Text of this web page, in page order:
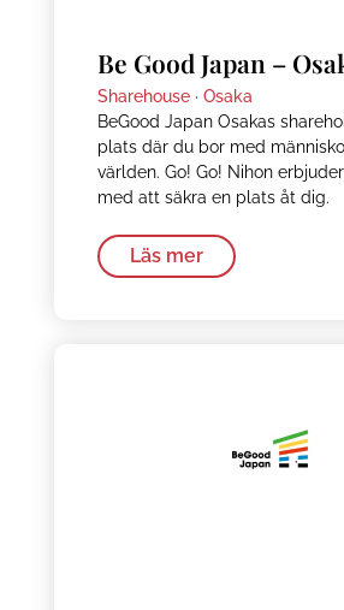
Be Good Japan –
Sharehouse · Osaka
BeGood Japan Osakas
plats där du bor med
världen. Go! Go! Nihon
med att säkra en plats åt dig.
Läs mer